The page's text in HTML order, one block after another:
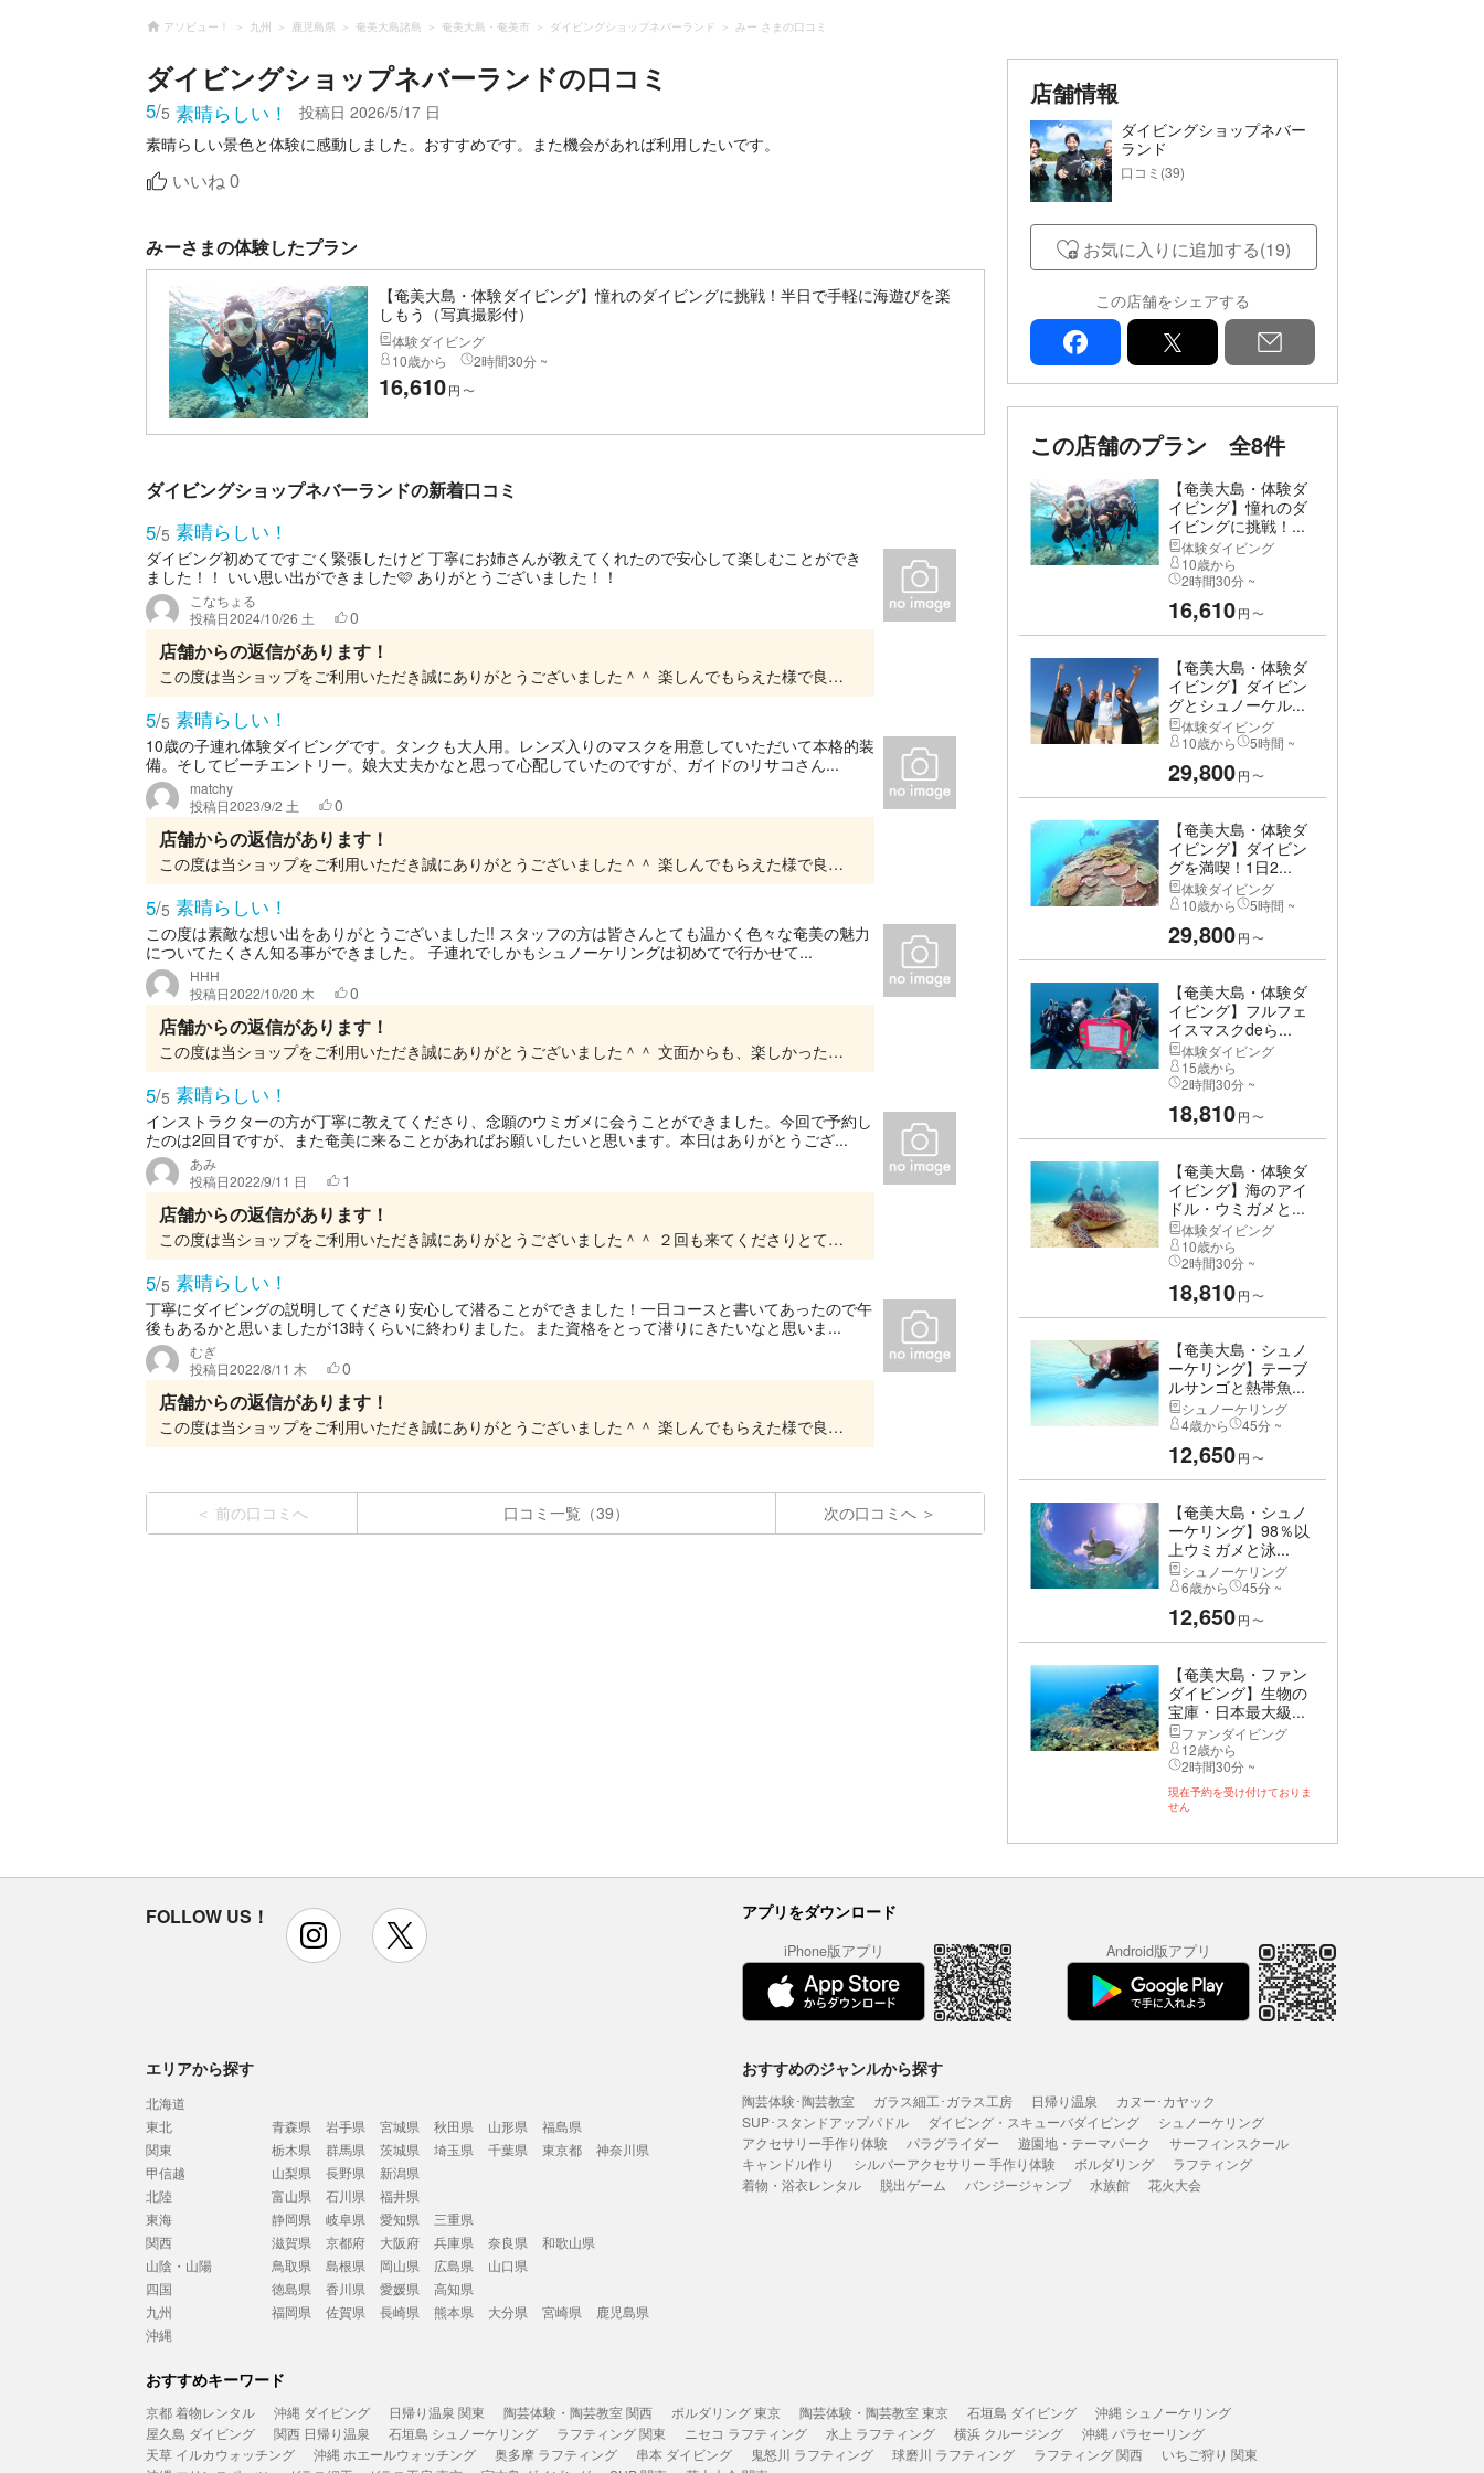
アソビュー！ 九州 鹿児島県 奄美大島諸島 奄美大島・奄美市 ダイビングショップネバーランド みー さまの口コミ
ダイビングショップネバーランドの口コミ
5/5 素晴らしい！ 投稿日 2026/5/17 日
素晴らしい景色と体験に感動しました。おすすめです。また機会があれば利用したいです。
いいね 0
みーさまの体験したプラン
【奄美大島・体験ダイビング】憧れのダイビングに挑戦！半日で手軽に海遊びを楽
しもう（写真撮影付）
体験ダイビング
10歳から
2時間30分 ~
16,610円 〜
ダイビングショップネバーランドの新着口コミ
5/5 素晴らしい！
ダイビング初めてですごく緊張したけど 丁寧にお姉さんが教えてくれたので安心して楽しむことができ
ました！！ いい思い出ができました🩷 ありがとうございました！！
こなちょる
投稿日2024/10/26 土 0
店舗からの返信があります！
この度は当ショップをご利用いただき誠にありがとうございました＾＾ 楽しんでもらえた様で良かったです！ 嬉しいお言葉もありがとうございます＾▽＾ 励みになります♪ また奄美にお越しの際は...
5/5 素晴らしい！
10歳の子連れ体験ダイビングです。タンクも大人用。レンズ入りのマスクを用意していただいて本格的装
備。そしてビーチエントリー。娘大丈夫かなと思って心配していたのですが、ガイドのリサコさん...
matchy
投稿日2023/9/2 土 0
店舗からの返信があります！
この度は当ショップをご利用いただき誠にありがとうございました＾＾ 楽しんでもらえた様で良かったです！ りさこは今日も元気よく颯爽とお客様をご案内しておりますよ＾皿＾ ビ－チは歩くの...
5/5 素晴らしい！
この度は素敵な想い出をありがとうございました!! スタッフの方は皆さんとても温かく色々な奄美の魅力
についてたくさん知る事ができました。 子連れでしかもシュノーケリングは初めてで行かせて...
HHH
投稿日2022/10/20 木 0
店舗からの返信があります！
この度は当ショップをご利用いただき誠にありがとうございました＾＾ 文面からも、楽しかったぞ-！っていう気持ちが溢れていて、ご案内した私たちもとても嬉しいです＞▽＜ また、不安なく充実...
5/5 素晴らしい！
インストラクターの方が丁寧に教えてくださり、念願のウミガメに会うことができました。今回で予約し
たのは2回目ですが、また奄美に来ることがあればお願いしたいと思います。本日はありがとうござ...
あみ
投稿日2022/9/11 日 1
店舗からの返信があります！
この度は当ショップをご利用いただき誠にありがとうございました＾＾ ２回も来てくださりとても嬉しいです＾＾ カメさんにも会えて喜んで頂けてよかったです！ また是非遊びにいらしてください...
5/5 素晴らしい！
丁寧にダイビングの説明してくださり安心して潜ることができました！一日コースと書いてあったので午
後もあるかと思いましたが13時くらいに終わりました。また資格をとって潜りにきたいなと思いま...
むぎ
投稿日2022/8/11 木 0
店舗からの返信があります！
この度は当ショップをご利用いただき誠にありがとうございました＾＾ 楽しんでもらえた様で良かったです！ ２回潜るのですが、その日のスケジュールや海況なども見ながら、多少スケジュールが変...
前の口コミへ 口コミ一覧（39） 次の口コミへ
店舗情報
ダイビングショップネバー
ランド
口コミ(39)
お気に入りに追加する(19)
この店舗をシェアする
facebook
この店舗のプラン 全8件
【奄美大島・体験ダ
イビング】憧れのダ
イビングに挑戦！...
体験ダイビング
10歳から
2時間30分 ~
16,610円 〜
【奄美大島・体験ダ
イビング】ダイビン
グとシュノーケル...
体験ダイビング
10歳から
5時間 ~
29,800円 〜
【奄美大島・体験ダ
イビング】ダイビン
グを満喫！1日2...
体験ダイビング
10歳から
5時間 ~
29,800円 〜
【奄美大島・体験ダ
イビング】フルフェ
イスマスクdeら...
体験ダイビング
15歳から
2時間30分 ~
18,810円 〜
【奄美大島・体験ダ
イビング】海のアイ
ドル・ウミガメと...
体験ダイビング
10歳から
2時間30分 ~
18,810円 〜
【奄美大島・シュノ
ーケリング】テーブ
ルサンゴと熱帯魚...
シュノーケリング
4歳から
45分 ~
12,650円 〜
【奄美大島・シュノ
ーケリング】98％以
上ウミガメと泳...
シュノーケリング
6歳から
45分 ~
12,650円 〜
【奄美大島・ファン
ダイビング】生物の
宝庫・日本最大級...
ファンダイビング
12歳から
2時間30分 ~
現在予約を受け付けておりま
せん
FOLLOW US！ instagram アプリをダウンロード
iPhone版アプリ Android版アプリ
エリアから探す
北海道
東北
青森県 岩手県 宮城県 秋田県 山形県
福島県
関東
栃木県 群馬県 茨城県 埼玉県 千葉県 東京都
神奈川県
甲信越
山梨県 長野県
新潟県
北陸
富山県 石川県
福井県
東海
静岡県 岐阜県 愛知県
三重県
関西
滋賀県 京都府 大阪府 兵庫県 奈良県
和歌山県
山陰・山陽
鳥取県 島根県 岡山県 広島県
山口県
四国
徳島県 香川県 愛媛県
高知県
九州
福岡県 佐賀県 長崎県 熊本県 大分県 宮崎県
鹿児島県
沖縄
おすすめのジャンルから探す
陶芸体験･陶芸教室 ガラス細工･ガラス工房 日帰り温泉
カヌー･カヤック
SUP･スタンドアップパドル
ダイビング・スキューバダイビング
シュノーケリング
アクセサリー手作り体験
パラグライダー 遊園地・テーマパーク
サーフィンスクール
キャンドル作り
シルバーアクセサリー 手作り体験 ボルダリング
ラフティング
着物・浴衣レンタル
脱出ゲーム バンジージャンプ 水族館 花火大会
おすすめキーワード
京都 着物レンタル 沖縄 ダイビング 日帰り温泉 関東 陶芸体験・陶芸教室 関西 ボルダリング 東京 陶芸体験・陶芸教室 東京 石垣島 ダイビング
沖縄 シュノーケリング
屋久島 ダイビング
関西 日帰り温泉 石垣島 シュノーケリング ラフティング 関東 ニセコ ラフティング 水上 ラフティング 横浜 クルージング
沖縄 パラセーリング
天草 イルカウォッチング
沖縄 ホエールウォッチング 奥多摩 ラフティング 串本 ダイビング 鬼怒川 ラフティング 球磨川 ラフティング ラフティング 関西
いちご狩り 関東